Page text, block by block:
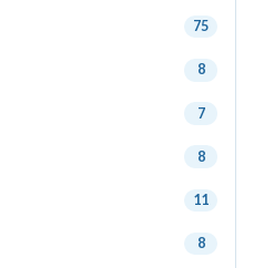
75
8
7
8
11
8